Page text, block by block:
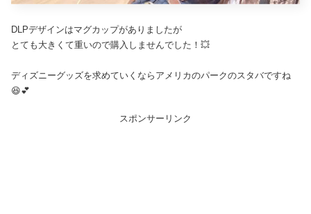
DLPデザインはマグカップがありましたが
とても大きくて重いので購入しませんでした！💥
ディズニーグッズを求めていくならアメリカのパークのスタバですね
😆💕
スポンサーリンク